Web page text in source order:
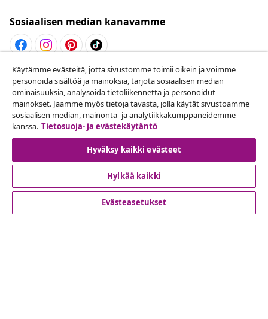
Sosiaalisen median kanavamme
Peruuta tilaus
Lähetä tilauksen peruutuspyyntö.
Peruuta tilaus
Liiketoiminta
Käytämme evästeitä, jotta sivustomme toimii oikein ja voimme
personoida sisältöä ja mainoksia, tarjota sosiaalisen median
ominaisuuksia, analysoida tietoliikennettä ja personoidut
mainokset. Jaamme myös tietoja tavasta, jolla käytät sivustoamme
sosiaalisen median, mainonta- ja analytiikkakumppaneidemme
kanssa. Tietosuoja- ja evästekäytäntö
Hyväksy kaikki evästeet
Hylkää kaikki
Evästeasetukset